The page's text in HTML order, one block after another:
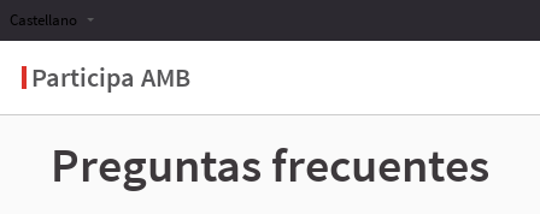
Participa AMB
Castellano
Preguntas frecuentes